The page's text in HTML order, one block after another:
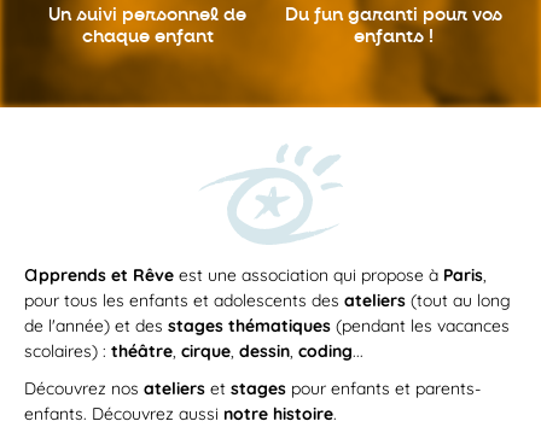
Un suivi personnel de
chaque enfant
Du fun garanti pour vos
enfants !
apprends et Rêve est une association qui propose à Paris,
pour tous les enfants et adolescents des ateliers (tout au long
de l'année) et des stages thématiques (pendant les vacances
scolaires) : théâtre, cirque, dessin, coding...
Découvrez nos ateliers et stages pour enfants et parents-
enfants. Découvrez aussi notre histoire.